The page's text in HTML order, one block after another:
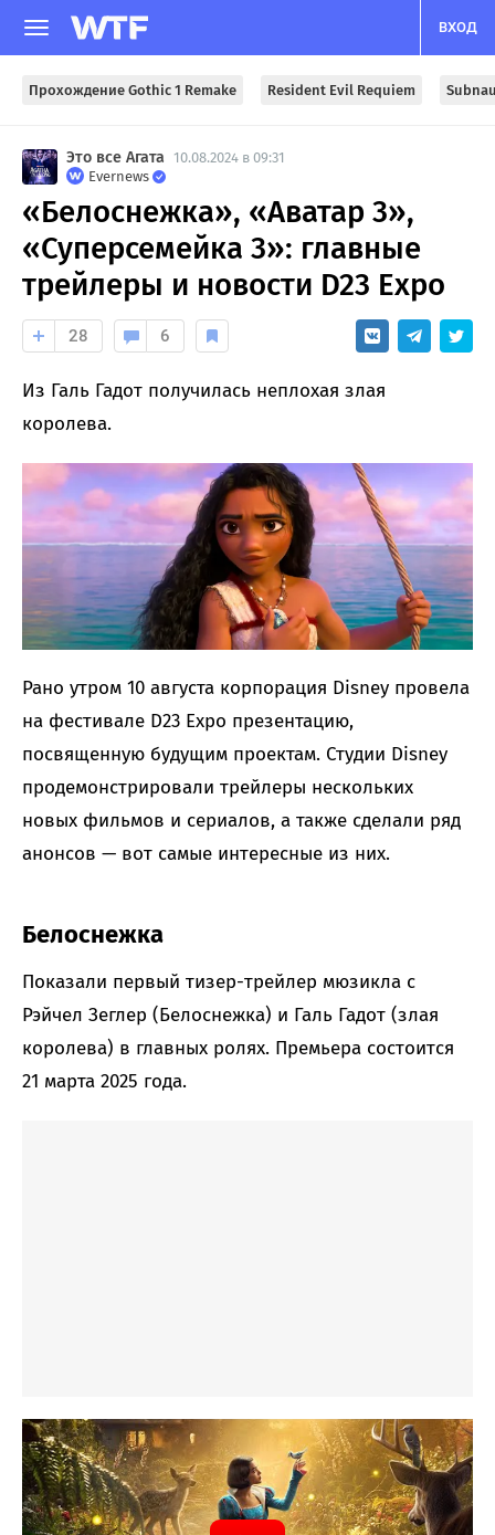
ВХОД
Прохождение Gothic 1 Remake Resident Evil Requiem
Это все Агата
10.08.2024 в 09:31
Evernews
«Белоснежка», «Аватар 3»,
«Суперсемейка 3»: главные
трейлеры и новости D23 Expo
28 6
Из Галь Гадот получилась неплохая злая
королева.
Рано утром 10 августа корпорация Disney провела
на фестивале D23 Expo презентацию,
посвященную будущим проектам. Студии Disney
продемонстрировали трейлеры нескольких
новых фильмов и сериалов, а также сделали ряд
анонсов — вот самые интересные из них.
Белоснежка
Показали первый тизер-трейлер мюзикла с
Рэйчел Зеглер (Белоснежка) и Галь Гадот (злая
королева) в главных ролях. Премьера состоится
21 марта 2025 года.